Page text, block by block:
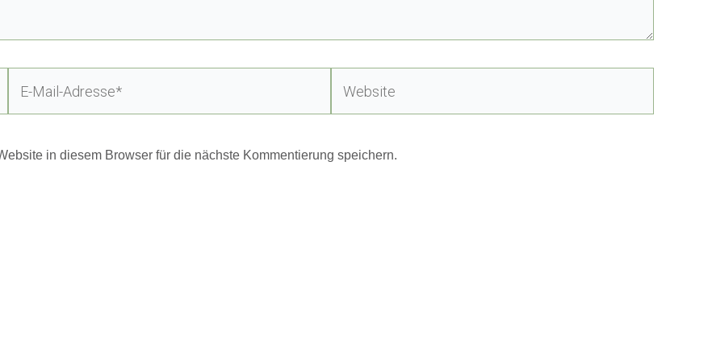
Mail-
Adresse*
in diesem Browser für die nächste Kommentierung speichern.